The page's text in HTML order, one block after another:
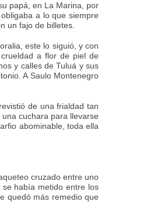
papá, en La Marina, por
a lo que siempre
un fajo de billetes.
este lo siguió, y con
a flor de piel de
y calles de Tuluá y sus
A Saulo Montenegro
de una frialdad tan
cuchara para llevarse
abominable, toda ella
cruzado entre uno
había metido entre los
quedó más remedio que